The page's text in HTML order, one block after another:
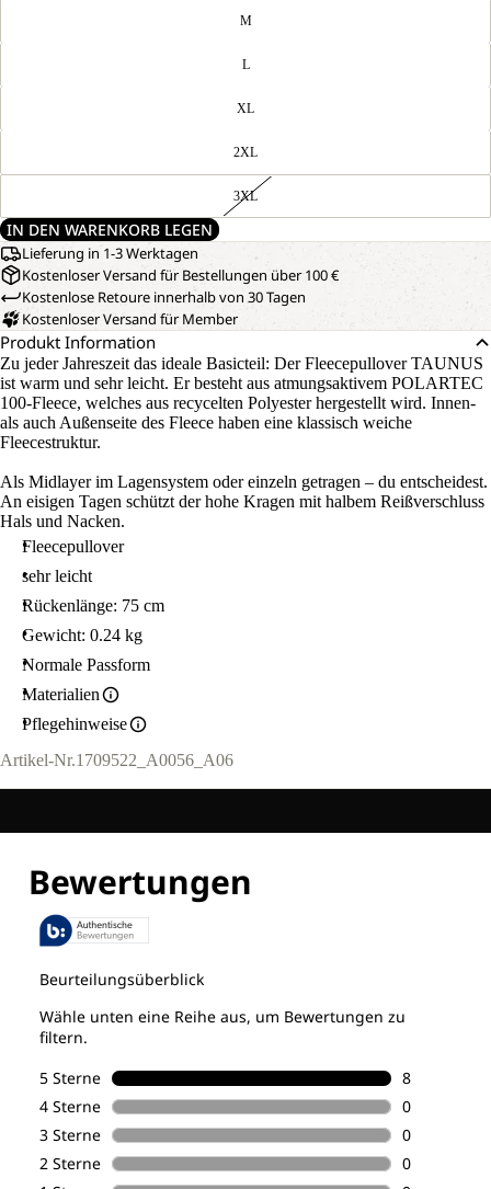
M
L
XL
2XL
3XL
IN DEN WARENKORB LEGEN
Lieferung in 1-3 Werktagen
Kostenloser Versand für Bestellungen über 100 €
Kostenlose Retoure innerhalb von 30 Tagen
Kostenloser Versand für Member
Produkt Information
Zu jeder Jahreszeit das ideale Basicteil: Der Fleecepullover TAUNUS
ist warm und sehr leicht. Er besteht aus atmungsaktivem POLARTEC
100-Fleece, welches aus recycelten Polyester hergestellt wird. Innen-
als auch Außenseite des Fleece haben eine klassisch weiche
Fleecestruktur.
Als Midlayer im Lagensystem oder einzeln getragen – du entscheidest.
An eisigen Tagen schützt der hohe Kragen mit halbem Reißverschluss
Hals und Nacken.
Fleecepullover
sehr leicht
Rückenlänge: 75 cm
Gewicht: 0.24 kg
Normale Passform
Materialien
Pflegehinweise
Artikel-Nr.1709522_A0056_A06